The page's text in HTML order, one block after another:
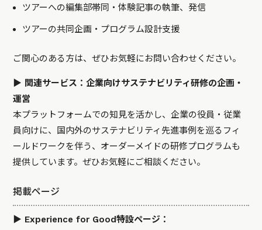
ツアーへの編集部帯同・体験記事の執筆、発信
ツアーの共同企画・プログラム設計支援
ご関心のある方は、ぜひお気軽にお問い合わせください。
▶ 関連サービス：企業向けサステナビリティ研修の企画・
運営
本プラットフォームでの知見を活かし、企業の役員・従業
員向けに、国内外のサステナビリティ先進事例を巡るフィ
ールドワークを伴う、オーダーメイドの研修プログラムも
提供しています。ぜひお気軽にご相談ください。
掲載ページ
▶ Experience for Good特設ページ：